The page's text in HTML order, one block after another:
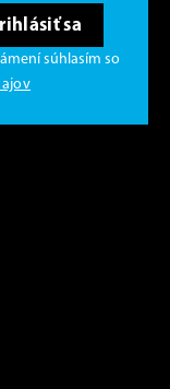
sa
súhlasím so